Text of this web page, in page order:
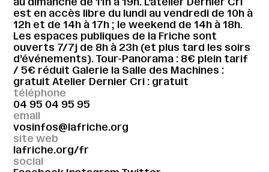
est en accès libre du lundi au vendredi de 10h à
12h et de 14h à 17h ; le weekend de 14h à 18h.
Les espaces publiques de la Friche sont
ouverts 7/7j de 8h à 23h (et plus tard les soirs
d’événements). Tour-Panorama : 8€ plein tarif
/ 5€ réduit Galerie la Salle des Machines :
gratuit Atelier Dernier Cri : gratuit
téléphone
04 95 04 95 95
email
vosinfos@lafriche.org
site web
lafriche.org/fr
social